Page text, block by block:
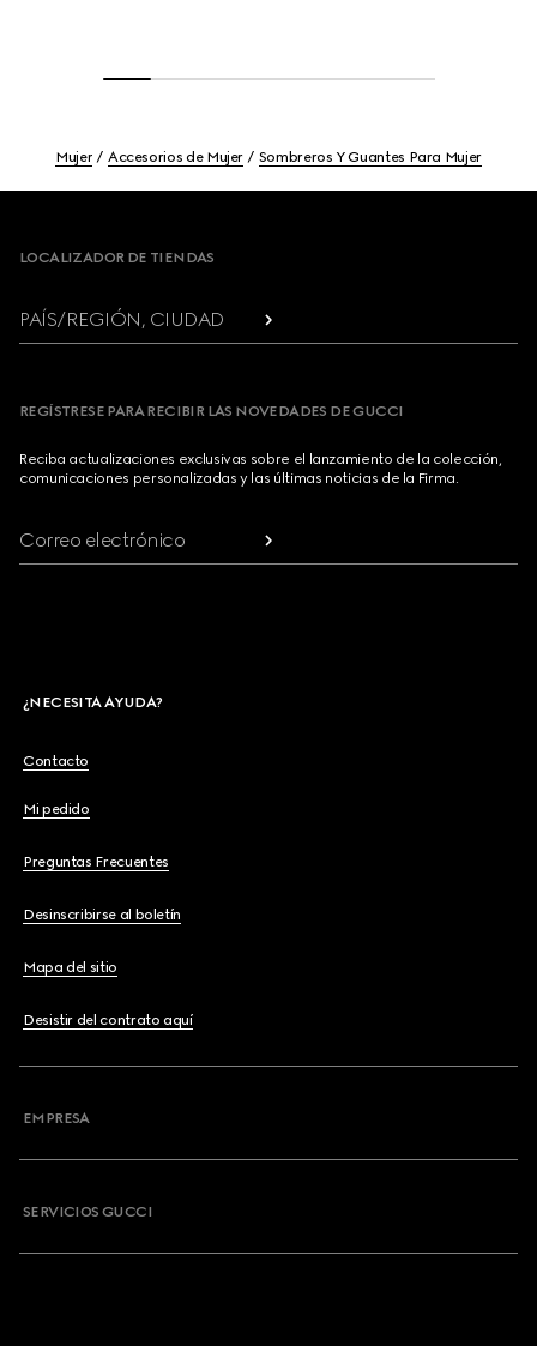
Mujer Accesorios de Mujer Sombreros Y Guantes Para Mujer
LOCALIZADOR DE TIENDAS
PAÍS/REGIÓN, CIUDAD
REGÍSTRESE PARA RECIBIR LAS NOVEDADES DE GUCCI
Reciba actualizaciones exclusivas sobre el lanzamiento de la colección,
comunicaciones personalizadas y las últimas noticias de la Firma.
Correo electrónico
¿NECESITA AYUDA?
Contacto
Mi pedido
Preguntas Frecuentes
Desinscribirse al boletín
Mapa del sitio
Desistir del contrato aquí
EMPRESA
SERVICIOS GUCCI